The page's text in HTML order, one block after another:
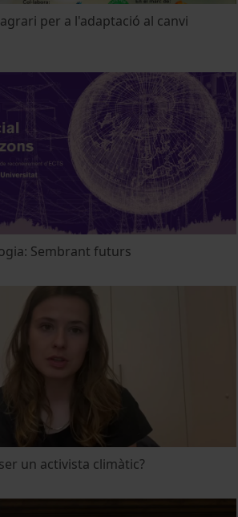
per a l'adaptació al canvi
Sembrant futurs
un activista climàtic?